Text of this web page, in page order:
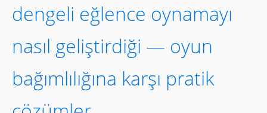
dengeli eğlence oynamayı
nasıl geliştirdiği — oyun
bağımlılığına karşı pratik